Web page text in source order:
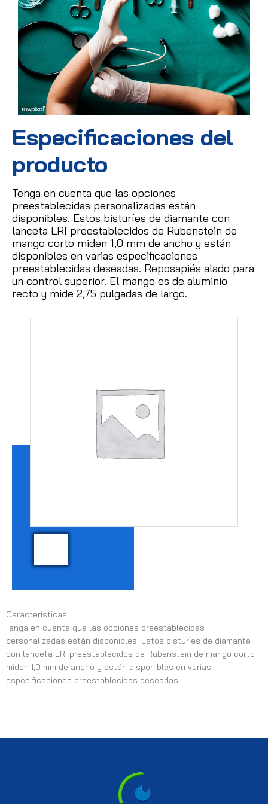
Especificaciones del
producto
Tenga en cuenta que las opciones
preestablecidas personalizadas están
disponibles. Estos bisturíes de diamante con
lanceta LRI preestablecidos de Rubenstein de
mango corto miden 1,0 mm de ancho y están
disponibles en varias especificaciones
preestablecidas deseadas. Reposapiés alado para
un control superior. El mango es de aluminio
recto y mide 2,75 pulgadas de largo.
Características
Tenga en cuenta que las opciones preestablecidas
personalizadas están disponibles. Estos bisturíes de diamante
con lanceta LRI preestablecidos de Rubenstein de mango corto
miden 1,0 mm de ancho y están disponibles en varias
especificaciones preestablecidas deseadas.